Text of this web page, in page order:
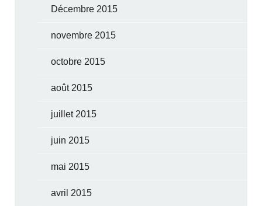
Décembre 2015
novembre 2015
octobre 2015
août 2015
juillet 2015
juin 2015
mai 2015
avril 2015